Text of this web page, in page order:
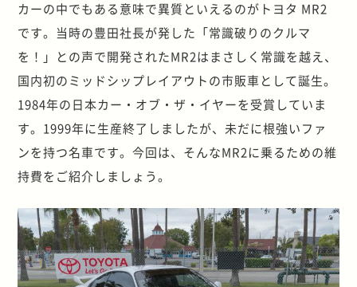
カーの中でもある意味で異質といえるのがトヨタ MR2
です。当時の豊田社長が発した「常識破りのクルマ
を！」との声で開発されたMR2はまさしく常識を越え、
国内初のミッドシップレイアウトの市販車として誕生。
1984年の日本カー・オブ・ザ・イヤーを受賞していま
す。1999年に生産終了しましたが、未だに根強いファ
ンを持つ名車です。今回は、そんなMR2に乗るための維
持費をご紹介しましょう。